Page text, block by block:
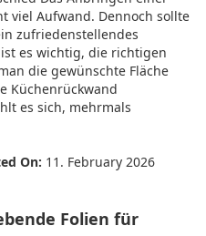
viel Aufwand. Dennoch sollte
zufriedenstellendes
es wichtig, die richtigen
die gewünschte Fläche
Küchenrückwand
es sich, mehrmals
On: 11. February 2026
Folien für